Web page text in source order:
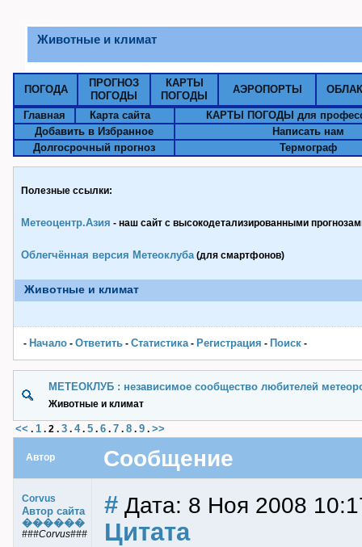
Животные и климат
ПОГОДА
ПРОГНОЗ
ПОГОДЫ
КАРТЫ
ПОГОДЫ
АЭРОПОРТЫ
Главная Карта сайта
КАРТЫ ПОГОДЫ для
Добавить в Избранное
Написать нам
Долгосрочный прогноз
Термограф
Полезные ссылки:
Метеоцентр.Азия - наш сайт с высокодетализированными
Облегчённая версия Метеоклуба(для смартфонов)
Животные и климат
- Начало - Ответить - Статистика- Pегистрация - Поиск -
МЕТЕОКЛУБ : независимое сообщество любителей
Животные и климат
<< . 1 . 2 . 3 . 4. 5 . 6 . 7 . 8 . 9 . >>
Автор Сообщение
Corvus
Автор сайта
������
###Corvus###
# Дата: 8 Ноя 2008
Цитата